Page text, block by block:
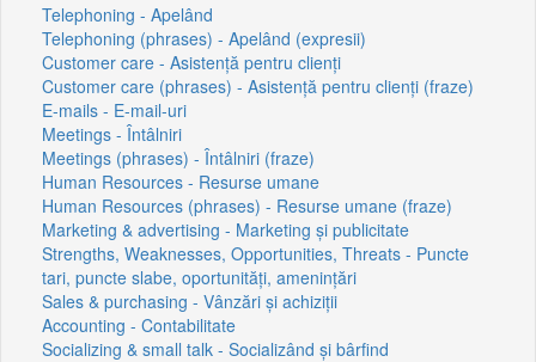
Telephoning - Apelând
Telephoning (phrases) - Apelând (expresii)
Customer care - Asistență pentru clienți
Customer care (phrases) - Asistență pentru clienți (fraze)
E-mails - E-mail-uri
Meetings - Întâlniri
Meetings (phrases) - Întâlniri (fraze)
Human Resources - Resurse umane
Human Resources (phrases) - Resurse umane (fraze)
Marketing & advertising - Marketing și publicitate
Strengths, Weaknesses, Opportunities, Threats - Puncte
tari, puncte slabe, oportunități, amenințări
Sales & purchasing - Vânzări și achiziții
Accounting - Contabilitate
Socializing & small talk - Socializând și bârfind